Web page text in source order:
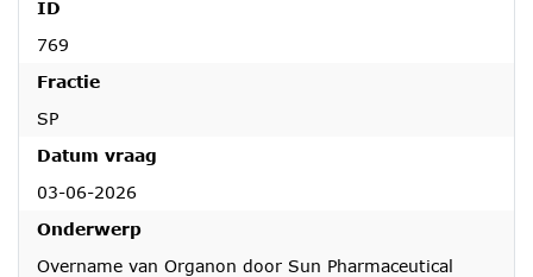
ID
769
Fractie
SP
Datum vraag
03-06-2026
Onderwerp
Overname van Organon door Sun Pharmaceutical